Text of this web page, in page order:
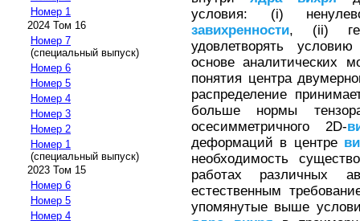
Номер 1
2024 Том 16
Номер 7
(специальный выпуск)
Номер 6
Номер 5
Номер 4
Номер 3
Номер 2
Номер 1
(специальный выпуск)
2023 Том 15
Номер 6
Номер 5
Номер 4
условия: (i)
завихренности, (ii)
удовлетворять
основе аналитических
понятия центра
распределение
больше нормы
осесимметричного 2D-
деформаций в центре
необходимость
работах различных
естественным
упомянутые выше